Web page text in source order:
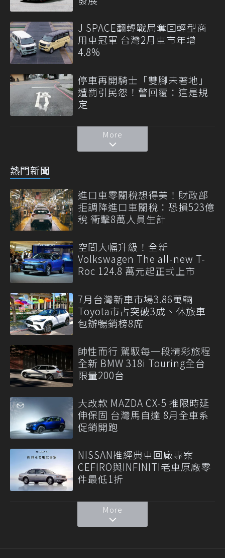
J SPACE翻轉戰局奪回輕型商
用車冠軍 台灣2月車市年增
4.8%
停車再開騎士「雙腳未著地」
遭罰引民怨！警回覆：這是規
定
More
熱門新聞
進口車零關稅想得美！財政部
拒調降進口車關稅：恐損523億
稅 衝擊8萬人員生計
空間大幅升級！全新
Volkswagen The all-new T-
Roc 124.8 萬元起正式上市
7月台灣新車市場3.86萬輛
Toyota市占突破3成、休旅車
包辦暢銷榜8席
帥性而行 駕馭每一段精彩旅程
全新 BMW 318i Touring全台
限量200台
大改款 MAZDA CX-5 推限時延
伸保固 台灣馬自達 8月全車系
促銷開跑
NISSAN推經典車回廠專案
CEFIRO與INFINITI老車原廠零
件最低1折
More